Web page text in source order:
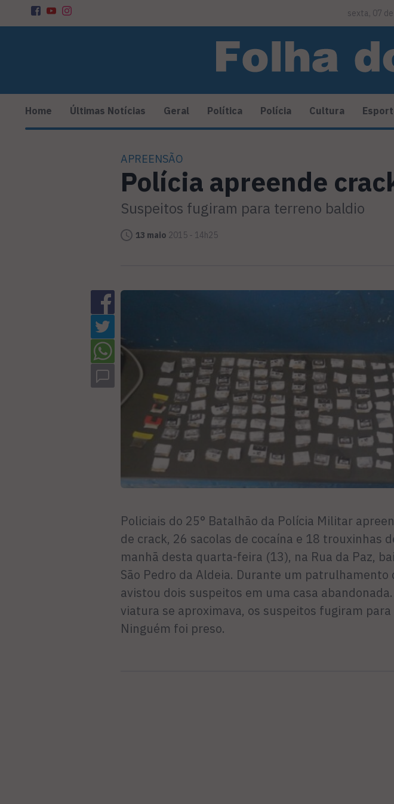
sexta, 07
Home Últimas Notícias Geral Política Polícia Cultura
APREENSÃO
Polícia apreende
Suspeitos fugiram para terreno baldio
13 maio 2015 - 14h25
Policiais do 25° Batalhão da Polícia Militar
de crack, 26 sacolas de cocaína e 18 trouxinhas
manhã desta quarta-feira (13), na Rua da Paz,
São Pedro da Aldeia. Durante um patrulhamento
avistou dois suspeitos em uma casa
viatura se aproximava, os suspeitos fugiram
Ninguém foi preso.